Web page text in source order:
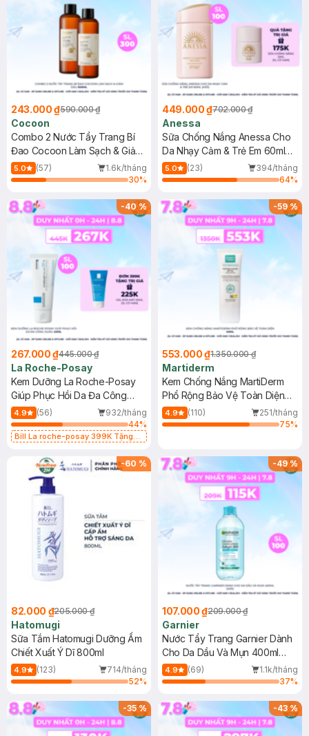
243.000 ₫590.000 ₫
Cocoon
Combo 2 Nước Tẩy Trang Bí
Đao Cocoon Làm Sạch & Giảm
Dầu 500ml
5.0 (57)
1.6k/tháng
30%
449.000 ₫702.000 ₫
Anessa
Sữa Chống Nắng Anessa Cho
Da Nhạy Cảm & Trẻ Em 60ml
(Mới)
5.0 (23)
394/tháng
64%
-40%
267.000 ₫445.000 ₫
La Roche-Posay
Kem Dưỡng La Roche-Posay
Giúp Phục Hồi Da Đa Công
Dụng 40ml
4.9 (56)
932/tháng
44%
Bill La roche-posay 399K Tặng
(SL có hạn)
-59%
553.000 ₫1.350.000 ₫
Martiderm
Kem Chống Nắng MartiDerm
Phổ Rộng Bảo Vệ Toàn Diện
40ml
4.9 (110)
251/tháng
75%
-60 %
82.000 ₫205.000 ₫
Hatomugi
Sữa Tắm Hatomugi Dưỡng Ẩm
Chiết Xuất Ý Dĩ 800ml
4.9 (123)
714/tháng
52%
-49%
107.000 ₫209.000 ₫
Garnier
Nước Tẩy Trang Garnier Dành
Cho Da Dầu Và Mụn 400ml
(Mới)
4.9 (69)
1.1k/tháng
37%
-35% -43%